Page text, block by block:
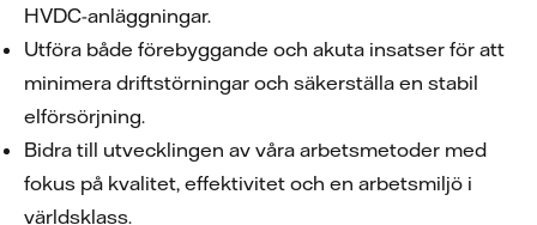
HVDC-anläggningar.
Utföra både förebyggande och akuta insatser för att
minimera driftstörningar och säkerställa en stabil
elförsörjning.
Bidra till utvecklingen av våra arbetsmetoder med
fokus på kvalitet, effektivitet och en arbetsmiljö i
världsklass.